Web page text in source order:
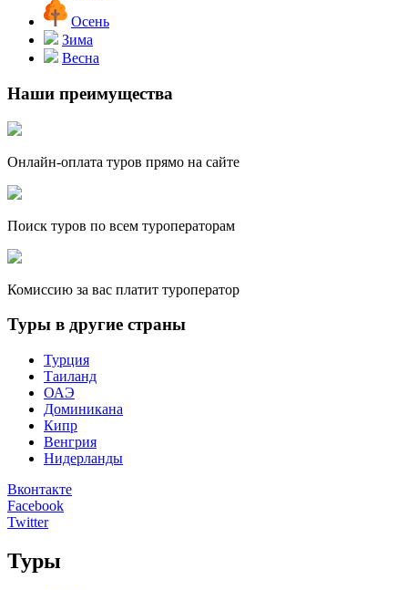
Осень
Зима
Весна
Наши преимущества
Онлайн-оплата туров прямо на сайте
Поиск туров по всем туроператорам
Комиссию за вас платит туроператор
Туры в другие страны
Турция
Таиланд
ОАЭ
Доминикана
Кипр
Венгрия
Нидерланды
Вконтакте
Facebook
Twitter
Туры